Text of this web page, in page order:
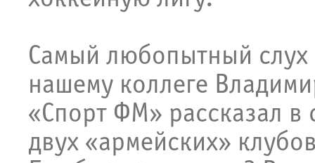
Самый любопытный
нашему коллеге
«Спорт ФМ» рассказал в
двух «армейских»